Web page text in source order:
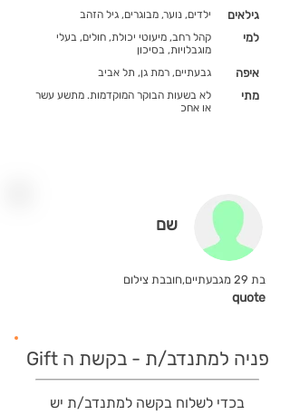
ילדים, נוער, מבוגרים, גיל הזהב גילאים
קהל רחב, מיעוטי יכולת, חולים, בעלי
מוגבלויות, בסיכון
למי
גבעתיים, רמת גן, תל אביב איפה
לא בשעות הבוקר המוקדמות. מתשע עשר
או אחכ
מתי
שם
בת 29 מגבעתיים,חובבת צילום
quote
פניה למתנדב/ת - בקשת ה Gift
בכדי לשלוח בקשה למתנדב/ת יש